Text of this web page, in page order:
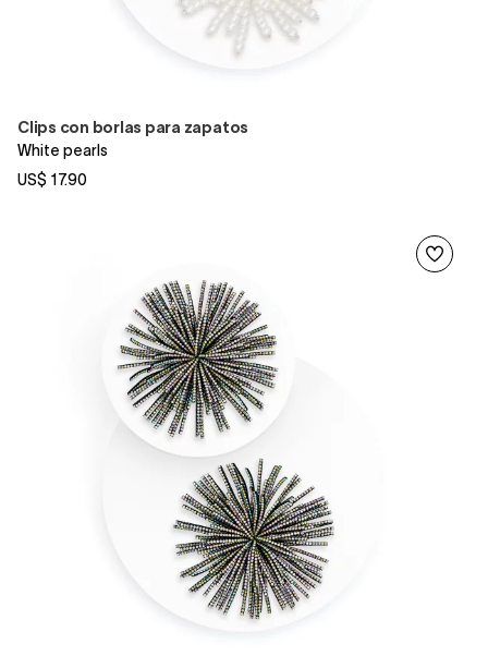
Clips con borlas para zapatos
White pearls
US$ 17.90